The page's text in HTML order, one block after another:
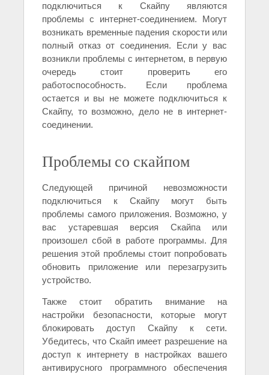
подключиться к Скайпу являются
проблемы с интернет-соединением. Могут
возникать временные падения скорости или
полный отказ от соединения. Если у вас
возникли проблемы с интернетом, в первую
очередь стоит проверить его
работоспособность. Если проблема
остается и вы не можете подключиться к
Скайпу, то возможно, дело не в интернет-
соединении.
Проблемы со скайпом
Следующей причиной невозможности
подключиться к Скайпу могут быть
проблемы самого приложения. Возможно, у
вас устаревшая версия Скайпа или
произошел сбой в работе программы. Для
решения этой проблемы стоит попробовать
обновить приложение или перезагрузить
устройство.
Также стоит обратить внимание на
настройки безопасности, которые могут
блокировать доступ Скайпу к сети.
Убедитесь, что Скайп имеет разрешение на
доступ к интернету в настройках вашего
антивирусного программного обеспечения